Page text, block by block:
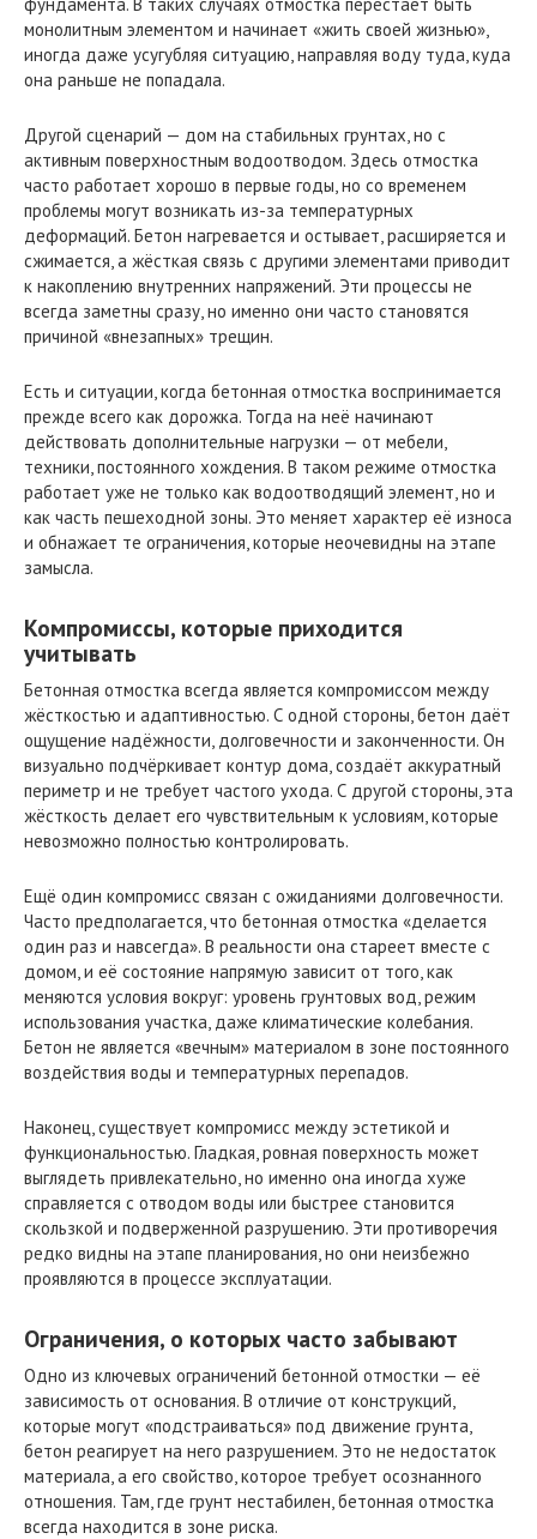
монолитным элементом и начинает «жить своей жизнью»,
иногда даже усугубляя ситуацию, направляя воду туда, куда
она раньше не попадала.
Другой сценарий — дом на стабильных грунтах, но с
активным поверхностным водоотводом. Здесь отмостка
часто работает хорошо в первые годы, но со временем
проблемы могут возникать из-за температурных
деформаций. Бетон нагревается и остывает, расширяется и
сжимается, а жёсткая связь с другими элементами приводит
к накоплению внутренних напряжений. Эти процессы не
всегда заметны сразу, но именно они часто становятся
причиной «внезапных» трещин.
Есть и ситуации, когда бетонная отмостка воспринимается
прежде всего как дорожка. Тогда на неё начинают
действовать дополнительные нагрузки — от мебели,
техники, постоянного хождения. В таком режиме отмостка
работает уже не только как водоотводящий элемент, но и
как часть пешеходной зоны. Это меняет характер её износа
и обнажает те ограничения, которые неочевидны на этапе
замысла.
Компромиссы, которые приходится
учитывать
Бетонная отмостка всегда является компромиссом между
жёсткостью и адаптивностью. С одной стороны, бетон даёт
ощущение надёжности, долговечности и законченности. Он
визуально подчёркивает контур дома, создаёт аккуратный
периметр и не требует частого ухода. С другой стороны, эта
жёсткость делает его чувствительным к условиям, которые
невозможно полностью контролировать.
Ещё один компромисс связан с ожиданиями долговечности.
Часто предполагается, что бетонная отмостка «делается
один раз и навсегда». В реальности она стареет вместе с
домом, и её состояние напрямую зависит от того, как
меняются условия вокруг: уровень грунтовых вод, режим
использования участка, даже климатические колебания.
Бетон не является «вечным» материалом в зоне постоянного
воздействия воды и температурных перепадов.
Наконец, существует компромисс между эстетикой и
функциональностью. Гладкая, ровная поверхность может
выглядеть привлекательно, но именно она иногда хуже
справляется с отводом воды или быстрее становится
скользкой и подверженной разрушению. Эти противоречия
редко видны на этапе планирования, но они неизбежно
проявляются в процессе эксплуатации.
Ограничения, о которых часто забывают
Одно из ключевых ограничений бетонной отмостки — её
зависимость от основания. В отличие от конструкций,
которые могут «подстраиваться» под движение грунта,
бетон реагирует на него разрушением. Это не недостаток
материала, а его свойство, которое требует осознанного
отношения. Там, где грунт нестабилен, бетонная отмостка
всегда находится в зоне риска.